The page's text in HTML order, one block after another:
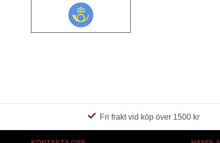
Fri frakt vid köp över 1500 kr